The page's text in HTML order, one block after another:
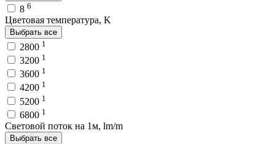
8 6
Цветовая температура, K
Выбрать все
2800 1
3200 1
3600 1
4200 1
5200 1
6800 1
Световой поток на 1м, lm/m
Выбрать все